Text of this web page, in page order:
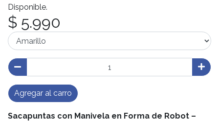
Disponible.
$ 5.990
Agregar al carro
Sacapuntas con Manivela en Forma de Robot –